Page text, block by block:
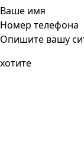
Ваше имя
Номер телефона
Опишите вашу
хотите